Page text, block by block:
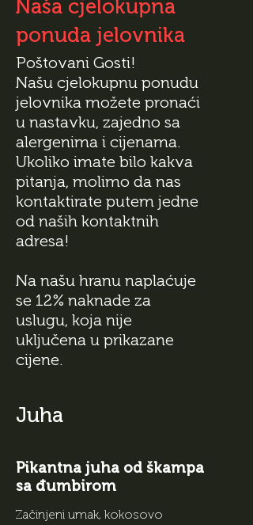
Naša cjelokupna
ponuda jelovnika
Poštovani Gosti!
Našu cjelokupnu ponudu
jelovnika možete pronaći
u nastavku, zajedno sa
alergenima i cijenama.
Ukoliko imate bilo kakva
pitanja, molimo da nas
kontaktirate putem jedne
od naših kontaktnih
adresa!
Na našu hranu naplaćuje
se 12% naknade za
uslugu, koja nije
uključena u prikazane
cijene.
Juha
Pikantna juha od škampa
sa đumbirom
Začinjeni umak, kokosovo